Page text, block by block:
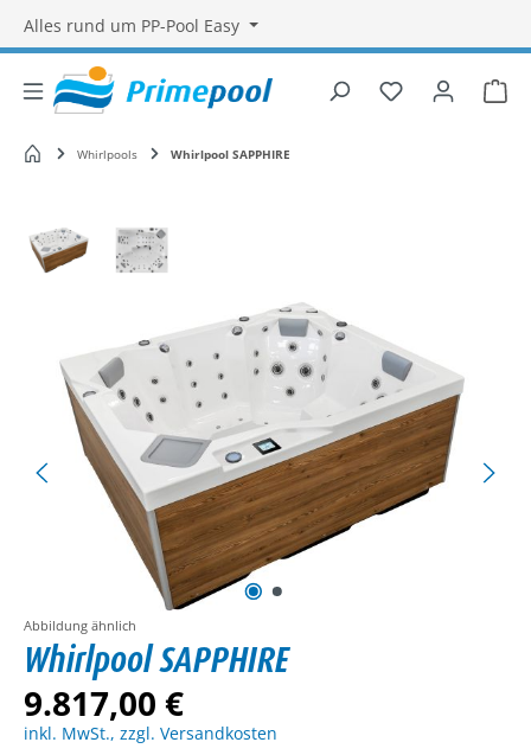
Alles rund um PP-Pool Easy
Du hast 0
StartseiteWhirlpools Whirlpool SAPPHIRE
Abbildung ähnlich
Whirlpool SAPPHIRE
9.817,00 €
inkl. MwSt., zzgl. Versandkosten